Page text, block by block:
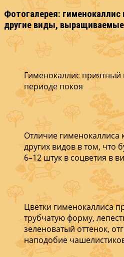
Фотогалерея: гименокаллис
другие виды,
Гименокаллис приятный
периоде покоя
Отличие гименокаллиса
других видов в том, что
6–12 штук в соцветия в
Цветки гименокаллиса
трубчатую форму,
зеленоватый оттенок,
наподобие